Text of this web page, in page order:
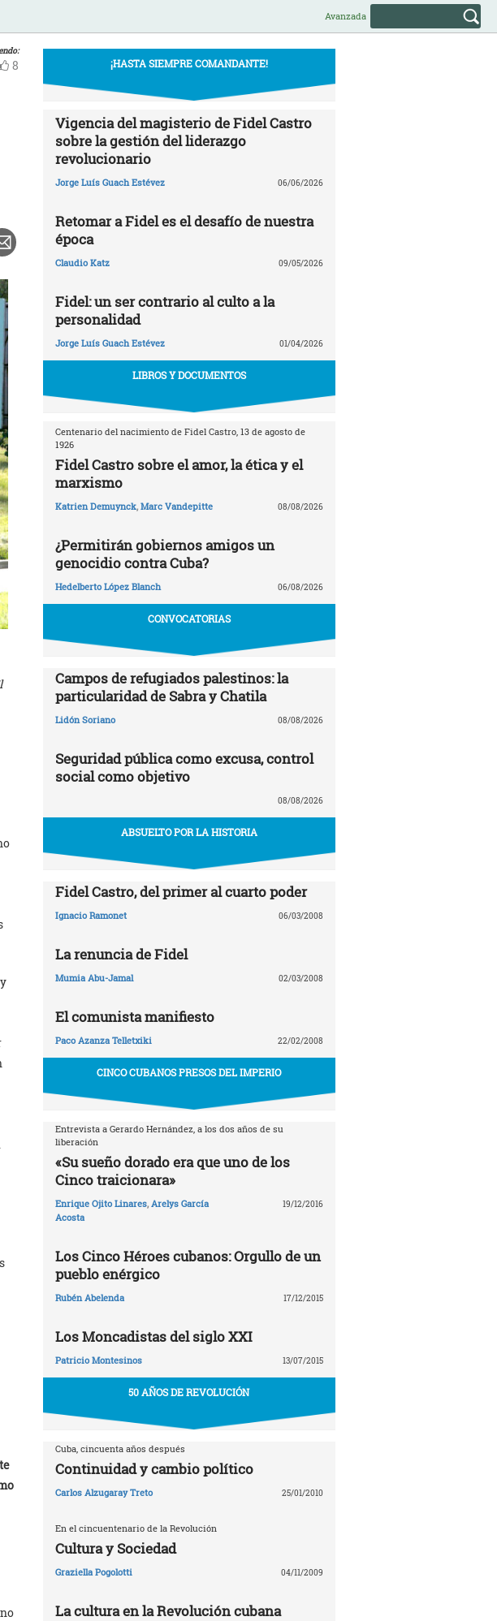
Avanzada
8 ¡HASTA SIEMPRE COMANDANTE!
Vigencia del magisterio de Fidel Castro
sobre la gestión del liderazgo
revolucionario
Jorge Luís Guach Estévez 06/06/2026
Retomar a Fidel es el desafío de nuestra
época
Claudio Katz 09/05/2026
Fidel: un ser contrario al culto a la
personalidad
Jorge Luís Guach Estévez 01/04/2026
LIBROS Y DOCUMENTOS
Centenario del nacimiento de Fidel Castro, 13 de agosto de
1926
Fidel Castro sobre el amor, la ética y el
marxismo
Katrien Demuynck, Marc Vandepitte 08/08/2026
¿Permitirán gobiernos amigos un
genocidio contra Cuba?
Hedelberto López Blanch 06/08/2026
CONVOCATORIAS
Campos de refugiados palestinos: la
particularidad de Sabra y Chatila
Lidón Soriano 08/08/2026
Seguridad pública como excusa, control
social como objetivo
08/08/2026
ABSUELTO POR LA HISTORIA
Fidel Castro, del primer al cuarto poder
Ignacio Ramonet 06/03/2008
La renuncia de Fidel
Mumia Abu-Jamal 02/03/2008
El comunista manifiesto
Paco Azanza Telletxiki 22/02/2008
CINCO CUBANOS PRESOS DEL IMPERIO
Entrevista a Gerardo Hernández, a los dos años de su
liberación
«Su sueño dorado era que uno de los
Cinco traicionara»
Enrique Ojito Linares, Arelys García
Acosta
19/12/2016
Los Cinco Héroes cubanos: Orgullo de un
pueblo enérgico
Rubén Abelenda 17/12/2015
Los Moncadistas del siglo XXI
Patricio Montesinos 13/07/2015
50 AÑOS DE REVOLUCIÓN
Cuba, cincuenta años después
Continuidad y cambio político
Carlos Alzugaray Treto 25/01/2010
En el cincuentenario de la Revolución
Cultura y Sociedad
Graziella Pogolotti 04/11/2009
La cultura en la Revolución cubana